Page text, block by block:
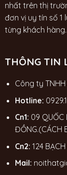
nhất trên thị
đơn vị uy tín số 1
từng khách hàng.
THÔNG TIN
Công ty
Hotline:
Cn1: 09 QUỐC
ĐỒNG.(CÁCH
Cn2: 124
Mail: